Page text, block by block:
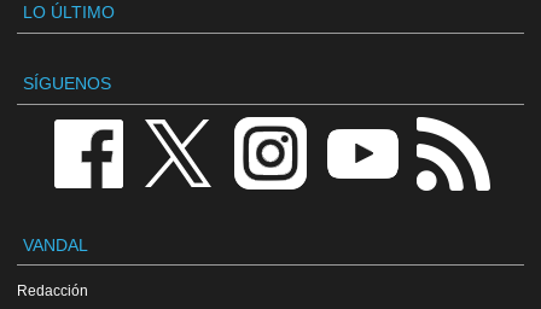
LO ÚLTIMO
SÍGUENOS
VANDAL
Redacción